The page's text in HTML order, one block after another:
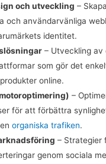
och utveckling –
och användarvänliga
identitet.
– Utveckling av
som gör det
online.
–
för att förbättra
organiska trafiken.
– Strategier
genom sociala